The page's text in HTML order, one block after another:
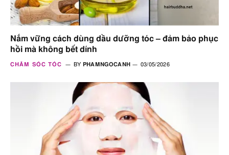
Nắm vững cách dùng dầu dưỡng tóc – đảm bảo phục
hồi mà không bết dính
CHĂM SÓC TÓC BY PHAMNGOCANH 03/05/2026